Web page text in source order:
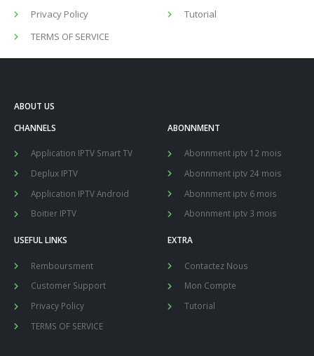
USEFUL LINKS
TERMS OF SERVICE
NOTRE COMPAGNIE
LeboniPTV Est le meilleur abonnement iptv au monde entier, notre
serveur est de haute qualité, stable et sans coupures, notre support
TV : LG, Samsung, Sony, Thomson ..etc, PC, tablette, smartphone, MAG,
247 IPTV Player iOS
Abonnement IPTV
Apple TV